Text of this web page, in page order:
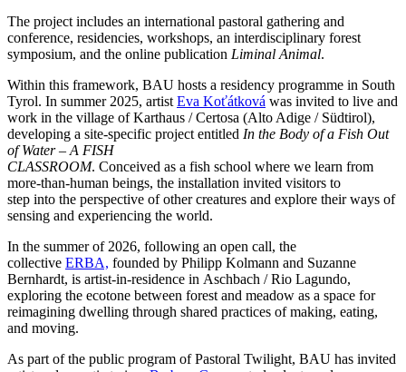
The project includes an international pastoral gathering and
conference, residencies, workshops, an interdisciplinary forest
symposium, and the online publication Liminal Animal.
Within this framework, BAU hosts a residency programme in South
Tyrol. In summer 2025, artist Eva Koťátková was invited to live and
work in the village of Karthaus / Certosa (Alto Adige / Südtirol),
developing a site-specific project entitled In the Body of a Fish Out
of Water – A FISH
CLASSROOM. Conceived as a fish school where we learn from
more-than-human beings, the installation invited visitors to
step into the perspective of other creatures and explore their ways of
sensing and experiencing the world.
In the summer of 2026, following an open call, the
collective ERBA, founded by Philipp Kolmann and Suzanne
Bernhardt, is artist-in-residence in Aschbach / Rio Lagundo,
exploring the ecotone between forest and meadow as a space for
reimagining dwelling through shared practices of making, eating,
and moving.
As part of the public program of Pastoral Twilight, BAU has invited